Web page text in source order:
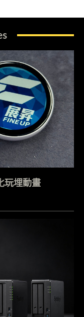
玩埋動畫